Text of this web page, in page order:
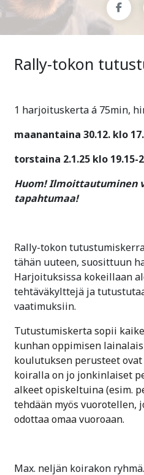
Rally-tokon
1 harjoituskerta á 75min,
maanantaina 30.12. klo
torstaina 2.1.25 klo 19.15-
Huom! Ilmoittautuminen
tapahtumaa!
Rally-tokon
tähän uuteen, suosittuun
Harjoituksissa kokeillaan
tehtäväkylttejä ja
vaatimuksiin.
Tutustumiskerta sopii
kunhan oppimisen
koulutuksen perusteet
koiralla on jo jonkinlaiset
alkeet opiskeltuina (esim.
tehdään myös
odottaa omaa vuoroaan.
Max. neljän koirakon